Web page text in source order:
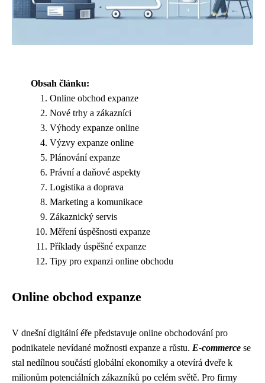
Obsah článku:
Online obchod expanze
Nové trhy a zákazníci
Výhody expanze online
Výzvy expanze online
Plánování expanze
Právní a daňové aspekty
Logistika a doprava
Marketing a komunikace
Zákaznický servis
Měření úspěšnosti expanze
Příklady úspěšné expanze
Tipy pro expanzi online obchodu
Online obchod expanze
V dnešní digitální éře představuje online obchodování pro
podnikatele nevídané možnosti expanze a růstu. E-commerce se
stal nedílnou součástí globální ekonomiky a otevírá dveře k
milionům potenciálních zákazníků po celém světě. Pro firmy